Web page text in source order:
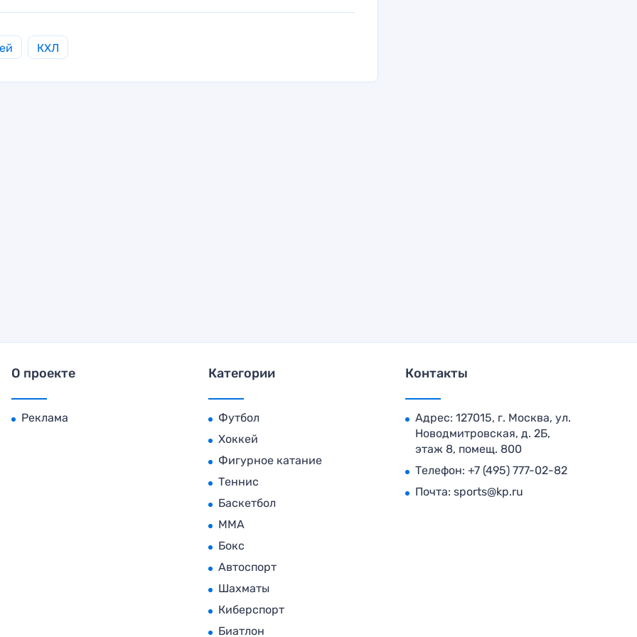
КХЛ
О проекте
Реклама
Категории
Футбол
Хоккей
Фигурное катание
Теннис
Баскетбол
MMA
Бокс
Автоспорт
Шахматы
Киберспорт
Биатлон
Контакты
Адрес: 127015, г. Москва, ул.
Новодмитровская, д. 2Б,
этаж 8, помещ. 800
Телефон: +7 (495) 777-02-82
Почта: sports@kp.ru